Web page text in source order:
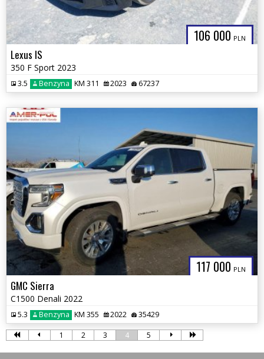
106 000 PLN
Lexus IS
350 F Sport 2023
3.5 Benzyna KM 311 2023 67237
117 000 PLN
GMC Sierra
C1500 Denali 2022
5.3 Benzyna KM 355 2022 35429
1 2 3 4 5